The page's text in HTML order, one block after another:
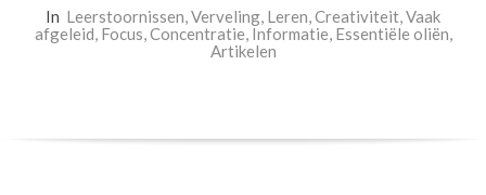
In Leerstoornissen,Verveling, Leren,Creativiteit,Vaak
afgeleid, Focus,Concentratie, Informatie, Essentiële oliën,
Artikelen